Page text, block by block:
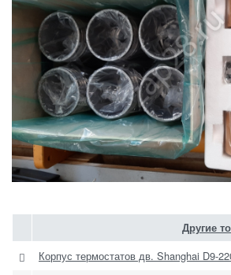
Другие
Корпус термостатов дв. Shanghai D9-